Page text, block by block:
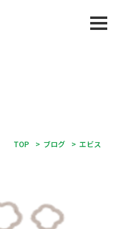
TOP > ブログ > エビス